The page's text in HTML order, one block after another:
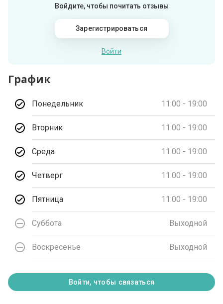
Войдите, чтобы почитать отзывы
Зарегистрироваться
Войти
График
Понедельник 11:00 - 19:00
Вторник 11:00 - 19:00
Среда 11:00 - 19:00
Четверг 11:00 - 19:00
Пятница 11:00 - 19:00
Суббота Выходной
Воскресенье Выходной
Войти, чтобы связаться